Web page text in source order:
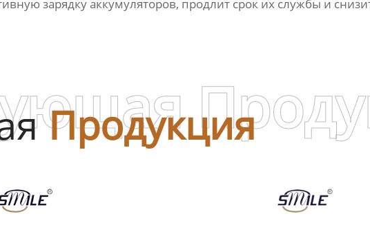
зарядку аккумуляторов, продлит срок их службы и
Продукция